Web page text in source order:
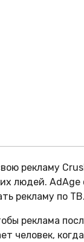
рекламу
людей.
рекламу по ТВ.
реклама
человек,